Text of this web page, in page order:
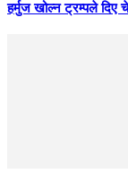
हर्मुज खोल्न ट्रम्पले दिए